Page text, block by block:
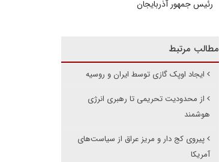
رئیس جمهور آذربایجان
مطالب مرتبط
ایجاد اوپک گازی توسط ایران و روسیه
از محدودیت تحریمی تا رهبری انرژی
هوشمند
پیروی کج دار و مریز عراق از سیاست‌های
آمریکا